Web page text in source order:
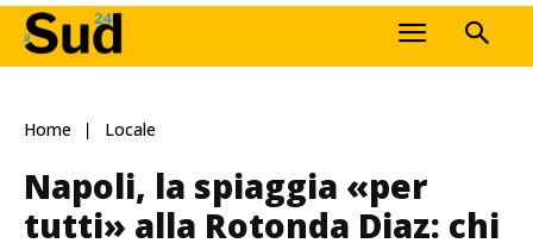
Home Locale
Napoli, la spiaggia «per
tutti» alla Rotonda Diaz: chi